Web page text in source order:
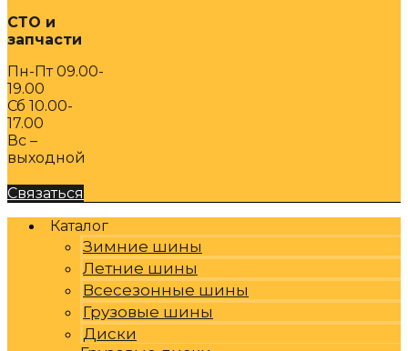
СТО и
запчасти
Пн-Пт 09.00-
19.00
Сб 10.00-
17.00
Вс –
выходной
Связаться
Каталог
Зимние шины
Летние шины
Всесезонные шины
Грузовые шины
Диски